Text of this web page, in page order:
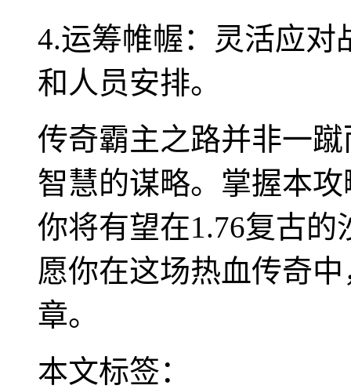
4.运筹帷幄：灵活应对
和人员安排。
传奇霸主之路并非一
智慧的谋略。掌握本
你将有望在1.76复古
愿你在这场热血传奇
章。
本文标签：